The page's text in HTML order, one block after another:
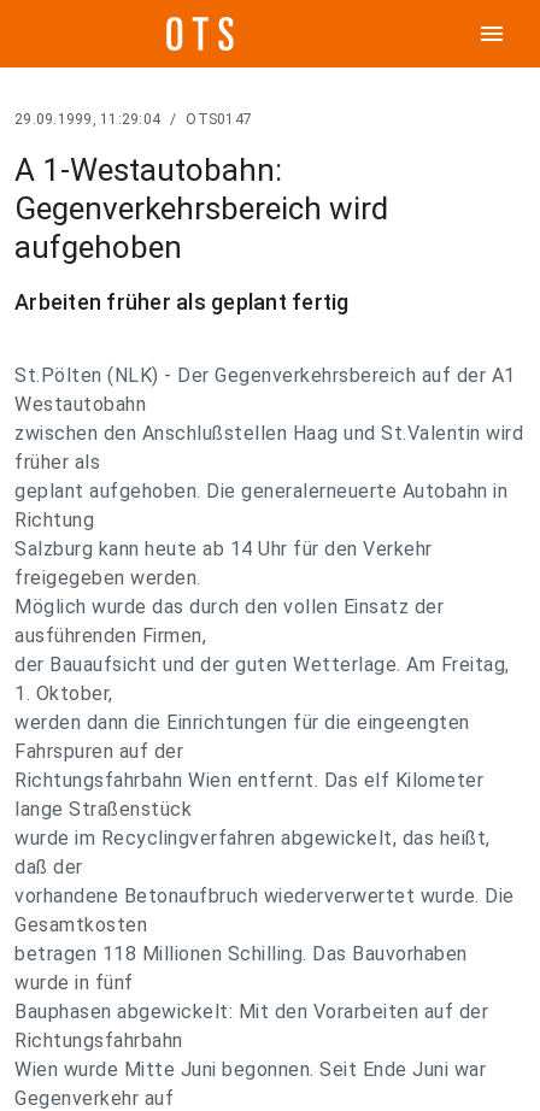
menu
29.09.1999, 11:29:04 / OTS0147
A 1-Westautobahn:
Gegenverkehrsbereich wird
aufgehoben
Arbeiten früher als geplant fertig
St.Pölten (NLK) - Der Gegenverkehrsbereich auf der A1
Westautobahn
zwischen den Anschlußstellen Haag und St.Valentin wird
früher als
geplant aufgehoben. Die generalerneuerte Autobahn in
Richtung
Salzburg kann heute ab 14 Uhr für den Verkehr
freigegeben werden.
Möglich wurde das durch den vollen Einsatz der
ausführenden Firmen,
der Bauaufsicht und der guten Wetterlage. Am Freitag,
1. Oktober,
werden dann die Einrichtungen für die eingeengten
Fahrspuren auf der
Richtungsfahrbahn Wien entfernt. Das elf Kilometer
lange Straßenstück
wurde im Recyclingverfahren abgewickelt, das heißt,
daß der
vorhandene Betonaufbruch wiederverwertet wurde. Die
Gesamtkosten
betragen 118 Millionen Schilling. Das Bauvorhaben
wurde in fünf
Bauphasen abgewickelt: Mit den Vorarbeiten auf der
Richtungsfahrbahn
Wien wurde Mitte Juni begonnen. Seit Ende Juni war
Gegenverkehr auf